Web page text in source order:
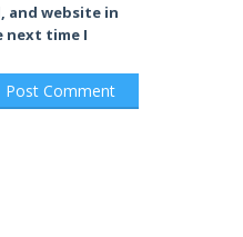
and website in
next time I